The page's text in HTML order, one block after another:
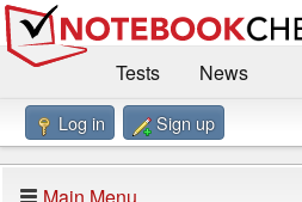
Tests
News
Benchmarks / Technik
Log in Sign up